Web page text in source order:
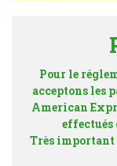
Pour le
acceptons les
American
effectués
Très important